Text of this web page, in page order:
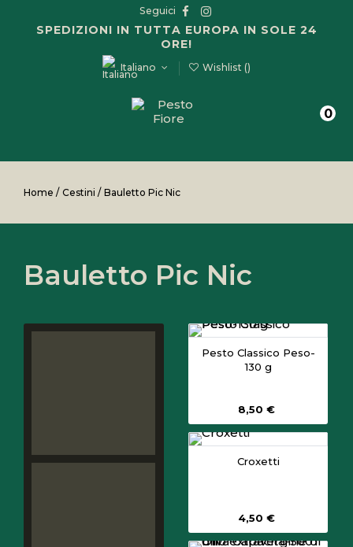
Seguici
SPEDIZIONI IN TUTTA EUROPA IN SOLE 24
ORE!
Italiano Wishlist ()
0
Home / Cestini / Bauletto Pic Nic
Bauletto Pic Nic
Pesto Classico Peso-
130 g
8,50 €
Croxetti
4,50 €